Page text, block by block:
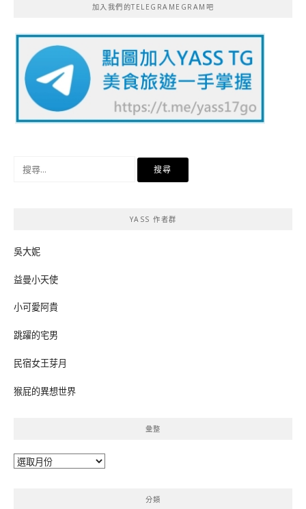
加入我們的TELEGRAMEGRAM吧
YASS 作者群
吳大妮
益曼小天使
小可愛阿貴
跳躍的宅男
民宿女王芽月
猴屁的異想世界
彙整
彙
分類